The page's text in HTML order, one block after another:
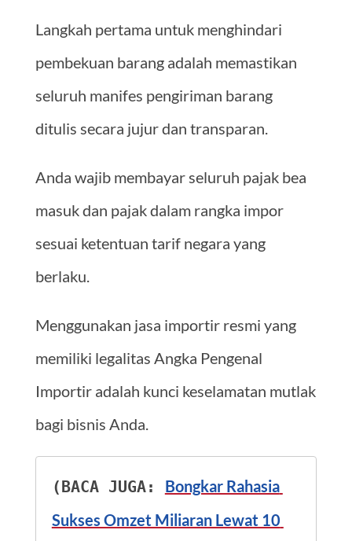
Langkah pertama untuk menghindari
pembekuan barang adalah memastikan
seluruh manifes pengiriman barang
ditulis secara jujur dan transparan.
Anda wajib membayar seluruh pajak bea
masuk dan pajak dalam rangka impor
sesuai ketentuan tarif negara yang
berlaku.
Menggunakan jasa importir resmi yang
memiliki legalitas Angka Pengenal
Importir adalah kunci keselamatan mutlak
bagi bisnis Anda.
(BACA JUGA: Bongkar Rahasia
Sukses Omzet Miliaran Lewat 10